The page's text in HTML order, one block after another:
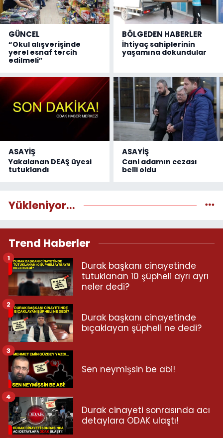
GÜNCEL
“Okul alışverişinde
yerel esnaf tercih
edilmeli”
BÖLGEDEN HABERLER
İhtiyaç sahiplerinin
yaşamına dokundular
ASAYİŞ
Yakalanan DEAŞ üyesi
tutuklandı
ASAYİŞ
Cani adamın cezası
belli oldu
Yükleniyor...
Trend Haberler
Durak başkanı cinayetinde
tutuklanan 10 şüpheli ayrı ayrı
neler dedi?
1
Durak başkanı cinayetinde
bıçaklayan şüpheli ne dedi?
2
Sen neymişsin be abi!
3
Durak cinayeti sonrasında acı
detaylara ODAK ulaştı!
4